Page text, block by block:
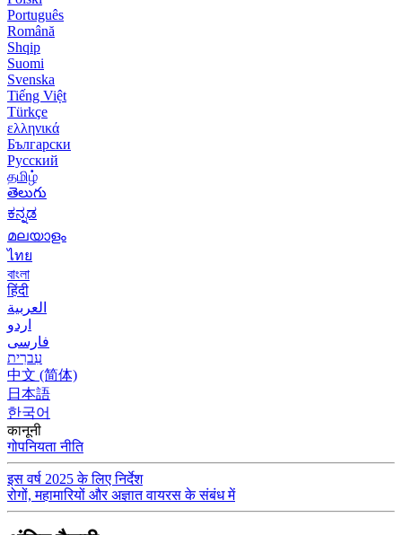
Português
Română
Shqip
Suomi
Svenska
Tiếng Việt
Türkçe
ελληνικά
Български
Русский
தமிழ்
తెలుగు
ಕನ್ನಡ
മലയാളം
ไทย
বাংলা
हिंदी
العربية
اردو
فارسی
עִברִית
中文 (简体)
日本語
한국어
कानूनी
गोपनियता नीति
इस वर्ष 2025 के लिए निर्देश
रोगों, महामारियों और अज्ञात वायरस के संबंध में